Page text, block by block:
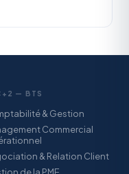
— BTS
& Gestion
Commercial
& Relation Client